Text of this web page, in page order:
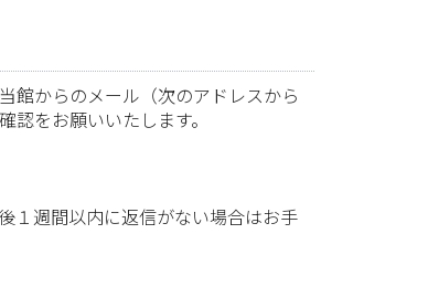
館からのメール（次のアドレスから
をお願いいたします。
１週間以内に返信がない場合はお手